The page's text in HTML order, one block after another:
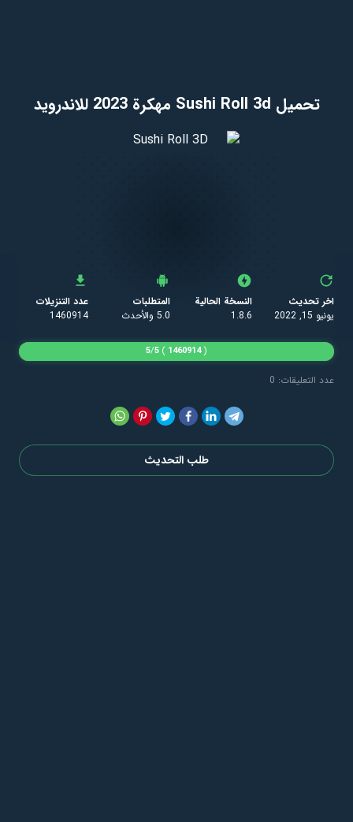
تحميل Sushi Roll 3d مهكرة 2023 للاندرويد
اخر تحديث
يونيو 15, 2022
النسخة الحالية
1.8.6
المتطلبات
5.0 والأحدث
عدد التنزيلات
1460914
عدد التعليقات: 0
(
1460914
)
5/5
طلب التحديث